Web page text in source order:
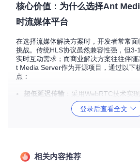
核心价值：为什么选择Ant
时流媒体平台
在选择流媒体解决方案时，开发者常常
挑战。传统HLS协议虽然兼容性强，但3-
实时互动需求；而商业解决方案往往伴
t Media Server作为开源项目，通过以下
点：
超低延迟传输 ：采用WebRTC技术实
迟，相比HLS协议降低80%以上延迟
：除WebRTC外，还支持
成本优势
：完全开源免费，可部署在
避免商业软件的许可限制
登录后查看全文
相关内容推荐